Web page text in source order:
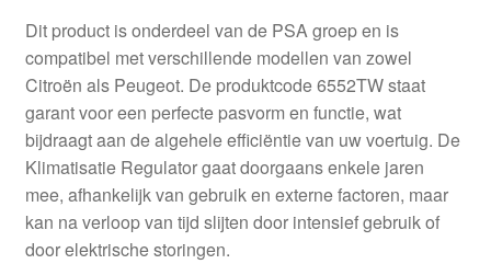
Dit product is onderdeel van de PSA groep en is
compatibel met verschillende modellen van zowel
Citroën als Peugeot. De produktcode 6552TW staat
garant voor een perfecte pasvorm en functie, wat
bijdraagt aan de algehele efficiëntie van uw voertuig. De
Klimatisatie Regulator gaat doorgaans enkele jaren
mee, afhankelijk van gebruik en externe factoren, maar
kan na verloop van tijd slijten door intensief gebruik of
door elektrische storingen.